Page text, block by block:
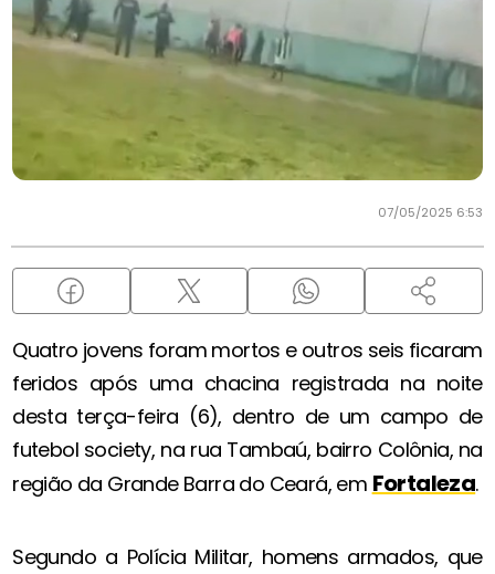
07/05/2025 6:53
Quatro jovens foram mortos e outros seis ficaram
feridos após uma chacina registrada na noite
desta terça-feira (6), dentro de um campo de
futebol society, na rua Tambaú, bairro Colônia, na
região da Grande Barra do Ceará, em Fortaleza.
Segundo a Polícia Militar, homens armados, que